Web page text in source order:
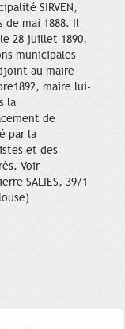
SIRVEN,
de mai 1888. Il
28 juillet 1890,
municipales
au maire
maire lui-
la
de
par la
et des
Voir
SALIES, 39/1